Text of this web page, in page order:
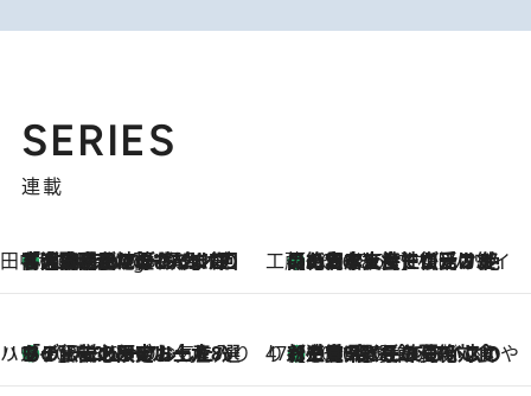
SERIES
連載
田中稲の勝手に再ブーム
4 Hours Ago
「湘南乃風に憧れて」観客大盛上がりの“タオル回し”に、ラッパー顔負けの高速歌唱まで…さだまさし（74）のアグレッシブすぎる現在地 工藤まやのおもてなしハワイ
2026.8.6
【ハワイ土産】ローカルの絶大な支持で復活！ 絶品の幻クッキー《元ファンの日本人女性が受け継いだ名店》
ハワイ賢者 リサのお気に入りリスト2026.8.6
あの伝説の限定トートも！ リニューアルした「ディーン＆デルーカ ハワイ」で必須のお土産8選 47都道府県の手みやげ ひんやりスイーツで夏を満喫
2026.8.6
【三重県】この夏絶対食べたい 冷やしておいしいおやつ3選 お餅×アイスの新感覚スイーツ